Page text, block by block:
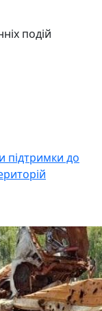
подій
підтримки до